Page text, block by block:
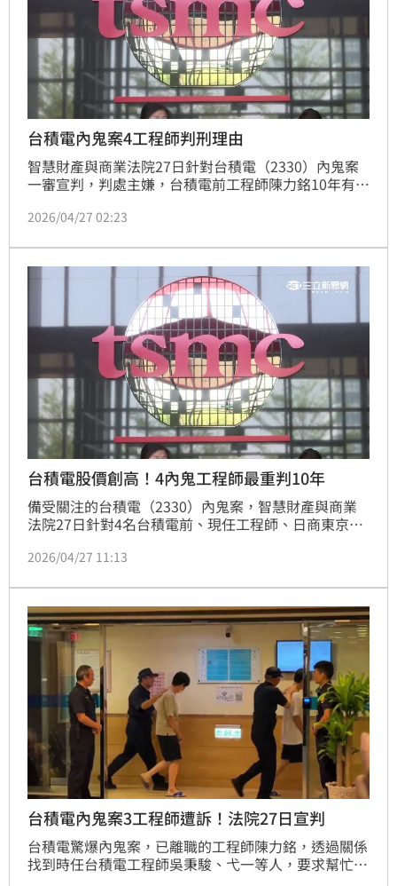
台積電內鬼案4工程師判刑理由
智慧財產與商業法院27日針對台積電（2330）內鬼案
一審宣判，判處主嫌，台積電前工程師陳力銘10年有期
威力科創女主管盧怡尹判刑10月，緩刑3年。其中，雖
也充分配合調查，取得台積原諒，但工程師陳韋傑竊取
的14「埃米」先進製程機密，為保持世界領先定位之關
鍵，陳男一開始還否認犯行，迄今也未獲台積電原諒。
2026/04/27 02:23
台積電股價創高！4內鬼工程師最重判10年
備受關注的台積電（2330）內鬼案，智慧財產與商業
法院27日針對4名台積電前、現任工程師、日商東京威
嫌，前工程師陳力銘10年有期徒刑，共犯吳秉駿應執行
刑。東京威力科創女主管盧怡尹判刑10月，緩刑3年，
需支付公庫100萬元。東京威力科創判罰1億5000萬罰
金。
2026/04/27 11:13
台積電內鬼案3工程師遭訴！法院27日宣判
台積電驚爆內鬼案，已離職的工程師陳力銘，透過關係
找到時任台積電工程師吳秉駿、弋一等人，要求幫忙遠